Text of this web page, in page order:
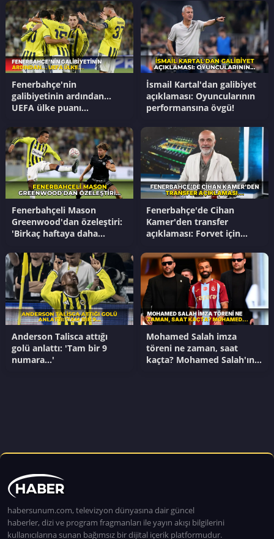
Fenerbahçe'nin
galibiyetinin ardından...
UEFA ülke puanı
İsmail Kartal'dan galibiyet
açıklaması: Oyuncularının
performansına övgü!
Fenerbahçeli Mason
Greenwood'dan özeleştiri:
'Birkaç haftaya daha
Fenerbahçe'de Cihan
Kamer'den transfer
açıklaması: Forvet için
Anderson Talisca attığı
golü anlattı: 'Tam bir 9
numara...'
Mohamed Salah imza
töreni ne zaman, saat
kaçta? Mohamed Salah'ın
habersunum.com, televizyon dünyasına dair güncel
haberler, dizi ve program fragmanları ile yayın akışı bilgilerini
kullanıcılarına sunan bağımsız bir dijital içerik platformudur.